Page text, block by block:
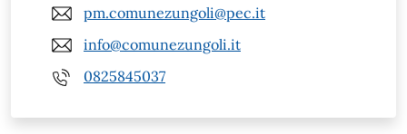
pm.comunezungoli@pec.it
info@comunezungoli.it
0825845037